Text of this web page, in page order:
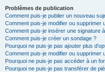
Problèmes de publication
Comment puis-je publier un nouveau
Comment puis-je modifier ou supprimer
Comment puis-je insérer une signature
Comment puis-je créer un sondage ?
Pourquoi ne puis-je pas ajouter plus
Comment puis-je modifier ou supprimer
Pourquoi ne puis-je pas accéder à un
Pourquoi ne puis-je pas transférer de